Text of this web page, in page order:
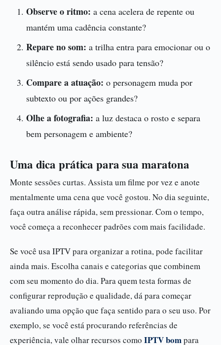
Observe o ritmo: a cena acelera de repente ou
mantém uma cadência constante?
Repare no som: a trilha entra para emocionar ou o
silêncio está sendo usado para tensão?
Compare a atuação: o personagem muda por
subtexto ou por ações grandes?
Olhe a fotografia: a luz destaca o rosto e separa
bem personagem e ambiente?
Uma dica prática para sua maratona
Monte sessões curtas. Assista um filme por vez e anote
mentalmente uma cena que você gostou. No dia seguinte,
faça outra análise rápida, sem pressionar. Com o tempo,
você começa a reconhecer padrões com mais facilidade.
Se você usa IPTV para organizar a rotina, pode facilitar
ainda mais. Escolha canais e categorias que combinem
com seu momento do dia. Para quem testa formas de
configurar reprodução e qualidade, dá para começar
avaliando uma opção que faça sentido para o seu uso. Por
exemplo, se você está procurando referências de
experiência, vale olhar recursos como IPTV bompara